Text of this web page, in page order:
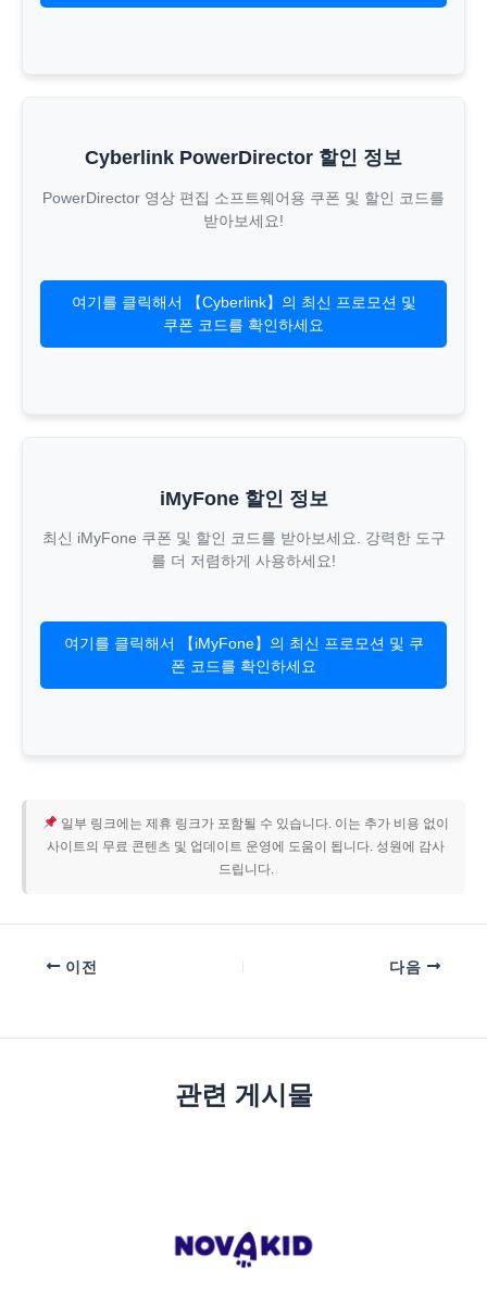
Cyberlink PowerDirector 할인 정보
PowerDirector 영상 편집 소프트웨어용 쿠폰 및 할인 코드를
받아보세요!
여기를 클릭해서 【Cyberlink】의 최신 프로모션 및
쿠폰 코드를 확인하세요
iMyFone 할인 정보
최신 iMyFone 쿠폰 및 할인 코드를 받아보세요. 강력한 도구
를 더 저렴하게 사용하세요!
여기를 클릭해서 【iMyFone】의 최신 프로모션 및 쿠
폰 코드를 확인하세요
일부 링크에는 제휴 링크가 포함될 수 있습니다. 이는 추가 비용 없이
사이트의 무료 콘텐츠 및 업데이트 운영에 도움이 됩니다. 성원에 감사
드립니다.
이전 다음
관련 게시물